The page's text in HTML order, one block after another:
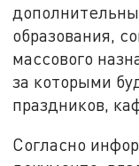
образования,
массового
за которыми
праздников,
Согласно